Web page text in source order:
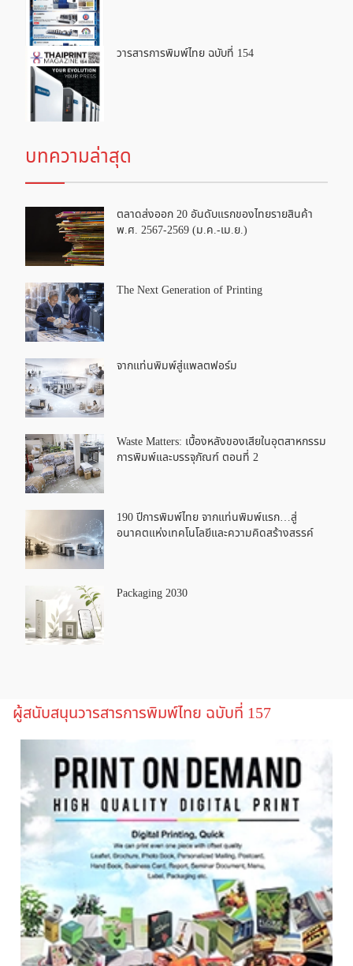
วารสารการพิมพ์ไทย ฉบับที่ 154
บทความล่าสุด
ตลาดส่งออก 20 อันดับแรกของไทยรายสินค้า
พ.ศ. 2567-2569 (ม.ค.-เม.ย.)
The Next Generation of Printing
จากแท่นพิมพ์สู่แพลตฟอร์ม
Waste Matters: เบื้องหลังของเสียในอุตสาหกรรม
การพิมพ์และบรรจุภัณฑ์ ตอนที่ 2
190 ปีการพิมพ์ไทย จากแท่นพิมพ์แรก…สู่
อนาคตแห่งเทคโนโลยีและความคิดสร้างสรรค์
Packaging 2030
ผู้สนับสนุนวารสารการพิมพ์ไทย ฉบับที่ 157